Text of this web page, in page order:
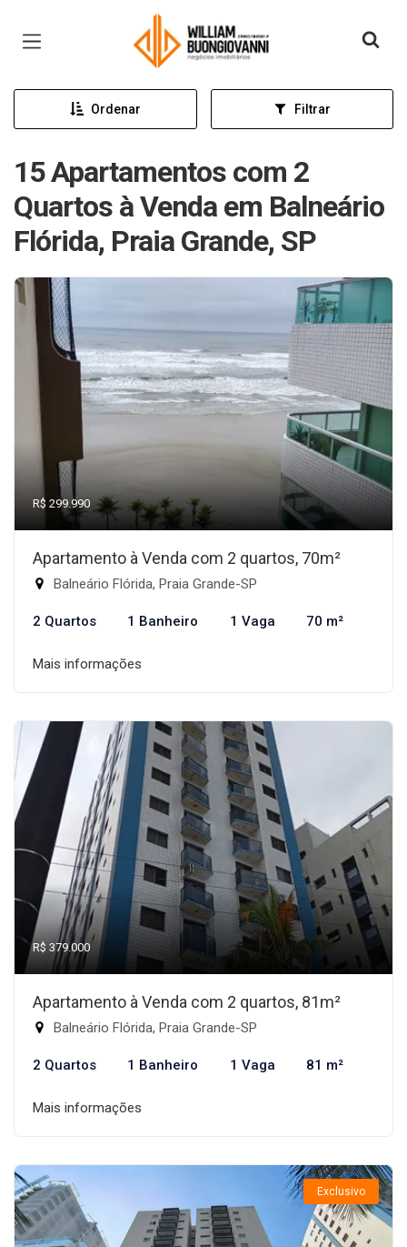
Página inicial
Ordenar Filtrar
15 Apartamentos com 2
Quartos à Venda em Balneário
Flórida, Praia Grande, SP
R$ 299.990
Apartamento à Venda com 2 quartos, 70m²
Balneário Flórida, Praia Grande-SP
2 Quartos 1 Banheiro 1 Vaga 70 m²
Mais informações
R$ 379.000
Apartamento à Venda com 2 quartos, 81m²
Balneário Flórida, Praia Grande-SP
2 Quartos 1 Banheiro 1 Vaga 81 m²
Mais informações
Exclusivo